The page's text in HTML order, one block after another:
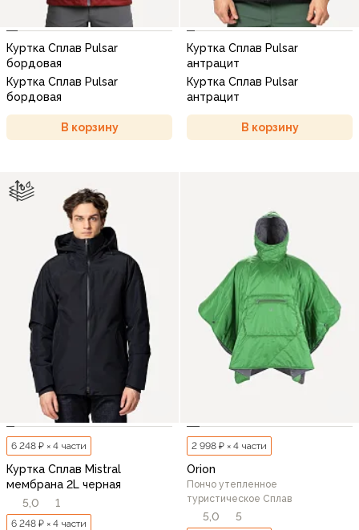
Куртка Сплав Pulsar
бордовая
Куртка Сплав Pulsar
бордовая
В корзину
Куртка Сплав Pulsar
антрацит
Куртка Сплав Pulsar
антрацит
В корзину
6 248 ₽ × 4 части
Куртка Сплав Mistral
мембрана 2L черная
5,0
1
6 248 ₽ × 4 части
2 998 ₽ × 4 части
Orion
Пончо утепленное
туристическое Сплав
5,0 5